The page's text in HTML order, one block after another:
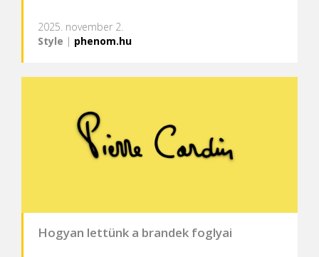
2025. november 2.
Style | phenom.hu
Hogyan lettünk a brandek foglyai